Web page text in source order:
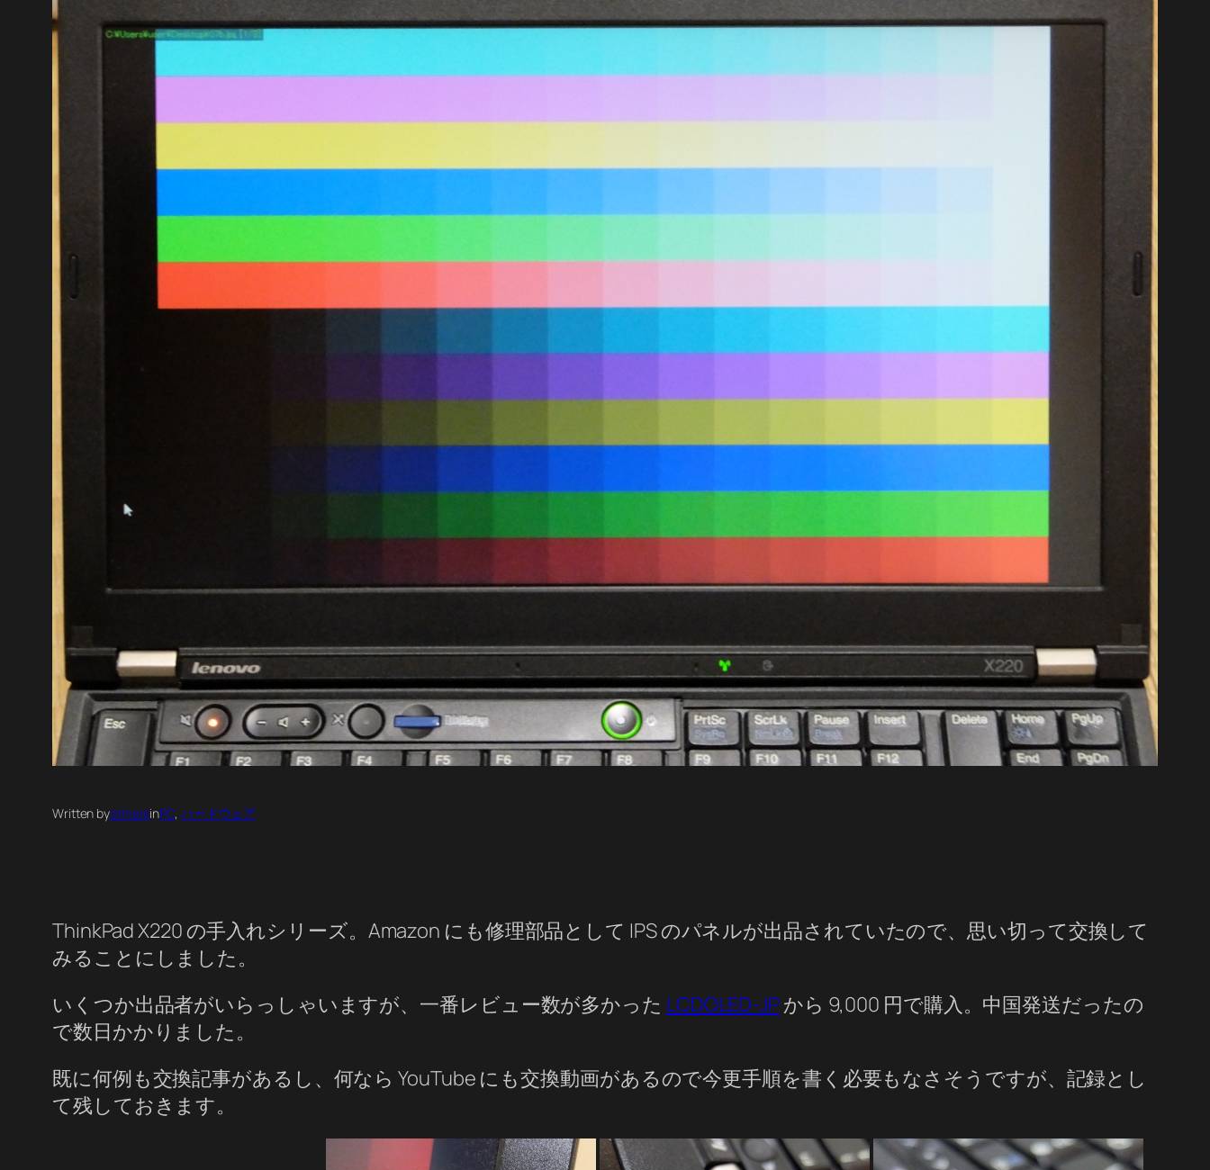
Written byatmarkinPC, ハードウェア
ThinkPad X220 の手入れシリーズ。Amazon にも修理部品として IPS のパネルが出品されていたので、思い切って交換して
みることにしました。
いくつか出品者がいらっしゃいますが、一番レビュー数が多かった LCDOLED-JPから 9,000 円で購入。中国発送だったの
で数日かかりました。
既に何例も交換記事があるし、何なら YouTube にも交換動画があるので今更手順を書く必要もなさそうですが、記録とし
て残しておきます。